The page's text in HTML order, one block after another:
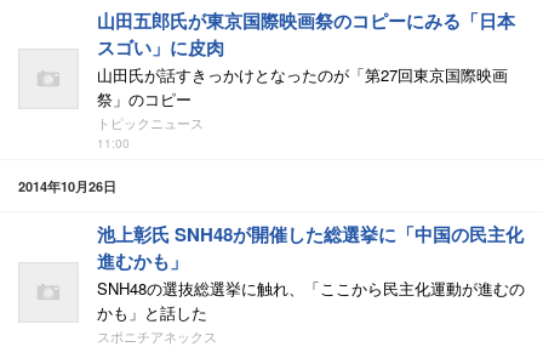
山田五郎氏が東京国際映画祭のコピーにみる「日本
スゴい」に皮肉
山田氏が話すきっかけとなったのが「第27回東京国際映画
祭」のコピー
トピックニュース
11:00
2014年10月26日
池上彰氏 SNH48が開催した総選挙に「中国の民主化
進むかも」
SNH48の選抜総選挙に触れ、「ここから民主化運動が進むの
かも」と話した
スポニチアネックス